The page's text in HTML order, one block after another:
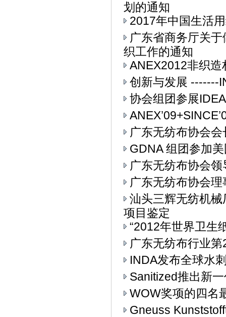
划的通知
2017年中国生活
广东省商务厅关
织工作的通知
ANEX2012非织
创新与发展 -------
协会组团参展
广东无纺布协会
GDNA 组团参加
广东无纺布协会
广东无纺布协会
汕头三辉无纺机
项目鉴定
“2012年世界卫生
广东无纺布行业
INDA发布全球水
Sanitized推出新
WOW奖项的四名
Gneuss